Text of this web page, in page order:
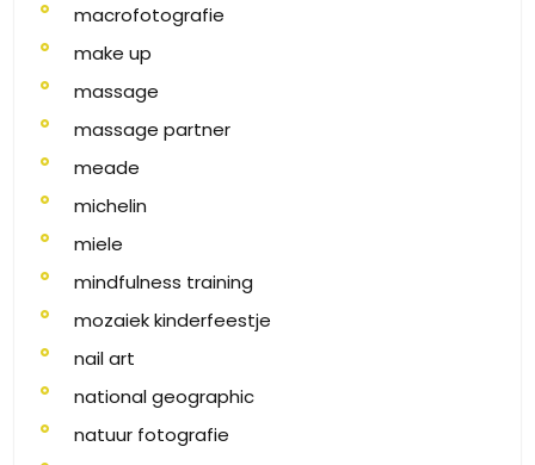
macrofotografie
make up
massage
massage partner
meade
michelin
miele
mindfulness training
mozaiek kinderfeestje
nail art
national geographic
natuur fotografie